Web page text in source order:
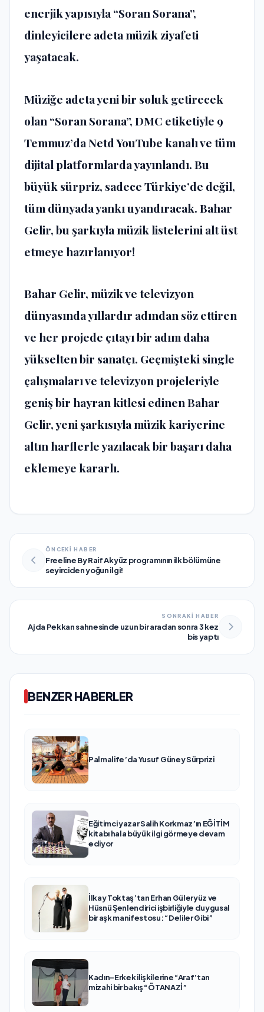
enerjik yapısıyla “Soran Sorana”,
dinleyicilere adeta müzik ziyafeti
yaşatacak.
Müziğe adeta yeni bir soluk getirecek
olan “Soran Sorana”, DMC etiketiyle 9
Temmuz’da Netd YouTube kanalı ve tüm
dijital platformlarda yayınlandı. Bu
büyük sürpriz, sadece Türkiye’de değil,
tüm dünyada yankı uyandıracak. Bahar
Gelir, bu şarkıyla müzik listelerini alt üst
etmeye hazırlanıyor!
Bahar Gelir, müzik ve televizyon
dünyasında yıllardır adından söz ettiren
ve her projede çıtayı bir adım daha
yükselten bir sanatçı. Geçmişteki single
çalışmaları ve televizyon projeleriyle
geniş bir hayran kitlesi edinen Bahar
Gelir, yeni şarkısıyla müzik kariyerine
altın harflerle yazılacak bir başarı daha
eklemeye kararlı.
ÖNCEKİ HABER
Freeline By Raif Akyüz programının ilk bölümüne
seyirciden yoğun ilgi!
SONRAKİ HABER
Ajda Pekkan sahnesinde uzun bir aradan sonra 3 kez
bis yaptı
BENZER HABERLER
Palmalife’da Yusuf Güney Sürprizi
Eğitimci yazar Salih Korkmaz’ın EĞİTİM
kitabı hala büyük ilgi görmeye devam
ediyor
İlkay Toktaş’tan Erhan Güleryüz ve
Hüsnü Şenlendirici işbirliğiyle duygusal
bir aşk manifestosu: “Deliler Gibi”
Kadın-Erkek ilişkilerine “Araf’tan
mizahi bir bakış “ÖTANAZİ”